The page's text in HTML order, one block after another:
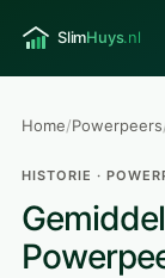
Home/Powerpeers
HISTORIE ·